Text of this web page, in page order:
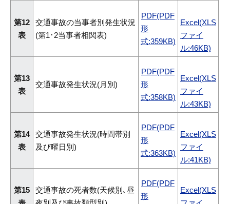
第12
表
交通事故の当事者別発生状況
(第1･2当事者相関表)
PDF(PDF
形
式:359KB)
Excel(XLS
ファイ
ル:46KB)
第13
表
交通事故発生状況(月別)
PDF(PDF
形
式:358KB)
Excel(XLS
ファイ
ル:43KB)
第14
表
交通事故発生状況(時間帯別
及び曜日別)
PDF(PDF
形
式:363KB)
Excel(XLS
ファイ
ル:41KB)
第15
交通事故の死者数(天候別､昼
PDF(PDF
形
Excel(XLS